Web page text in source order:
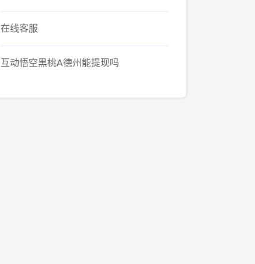
在线客服
互动悟空黑桃A德州能提现吗